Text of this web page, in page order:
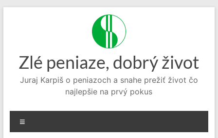
Zlé peniaze, dobrý život
Juraj Karpiš o peniazoch a snahe prežiť život čo
najlepšie na prvý pokus